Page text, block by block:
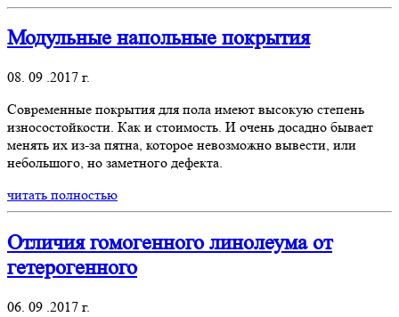
Модульные напольные покрытия
08. 09 .2017 г.
Современные покрытия для пола имеют высокую степень
износостойкости. Как и стоимость. И очень досадно бывает
менять их из-за пятна, которое невозможно вывести, или
небольшого, но заметного дефекта.
читать полностью
Отличия гомогенного линолеума от
гетерогенного
06. 09 .2017 г.